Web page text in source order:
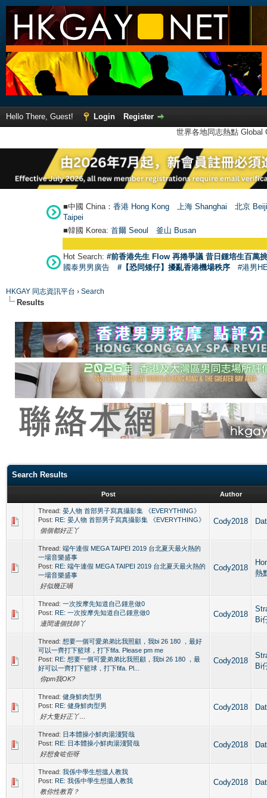
Hello There, Guest! Login
Register
世界各地同志熱點
■中國 China： 香港 Hong Kong 上海 Shanghai
北京
Taipei
■韓國 Korea: 首爾 Seoul 釜山 Busan
Hot Search: #前香港先生 Flow 再捲爭議 昔日鍾培生百萬
國泰男男廣告
#【恐同矮仔】擾亂香港機場秩序 #港男
HKGAY 同志資訊平台 › Search
Results
Search Results
Post Author
Thread: 晏人物 首部男子寫真攝影集 《EVERYTHING》
Post: RE: 晏人物 首部男子寫真攝影集 《EVERYTHING》
個個都好正丫
Cody2018
Thread: 端午連假 MEGA TAIPEI 2019 台北夏天最火熱的
一場音樂盛事
Post: RE: 端午連假 MEGA TAIPEI 2019 台北夏天最火熱的
一場音樂盛事
好似幾正喎
Cody2018
熱
Thread: 一次按摩先知道自己鍾意做0
Post: RE: 一次按摩先知道自己鍾意做0
邊間邊個技師丫
Cody2018
Bi
Thread: 想要一個可愛弟弟比我照顧，我bi 26 180 ，最好
可以一齊打下籃球，打下fifa. Please pm me
Post: RE: 想要一個可愛弟弟比我照顧，我bi 26 180 ，最
好可以一齊打下籃球，打下fifa. Pl...
你pm我OK?
Cody2018
Bi
Thread: 健身鮮肉型男
Post: RE: 健身鮮肉型男
好大隻好正丫…
Cody2018
Thread: 日本體操小鮮肉湯淺賢哉
Post: RE: 日本體操小鮮肉湯淺賢哉
好想食咗佢呀
Cody2018
Thread: 我係中學生想搵人教我
Post: RE: 我係中學生想搵人教我
教你性教育？
Cody2018